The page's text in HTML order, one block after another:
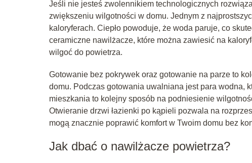
Jeśli nie jesteś zwolennikiem technologicznych
zwiększeniu wilgotności w domu. Jednym z
kaloryferach. Ciepło powoduje, że woda paruje, co
ceramiczne nawilżacze, które można zawiesić na
wilgoć do powietrza.
Gotowanie bez pokrywek oraz gotowanie na parze to
domu. Podczas gotowania uwalniana jest para wodna,
mieszkania to kolejny sposób na podniesienie
Otwieranie drzwi łazienki po kąpieli pozwala na
mogą znacznie poprawić komfort w Twoim domu bez
Jak dbać o nawilżacze powietrza?